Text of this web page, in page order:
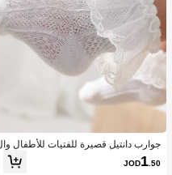
جوارب دانتيل قصيرة للفتيات للأطفال وال
رضع بنمط الأميرة اللطيفة، الخامة، مريح
ة ومتوفرة بتصميم دانتيل بأجنحة بيضاء و
JOD1.50